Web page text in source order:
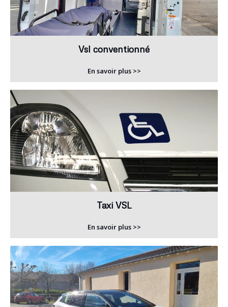
Vsl conventionné
En savoir plus >>
Taxi VSL
En savoir plus >>